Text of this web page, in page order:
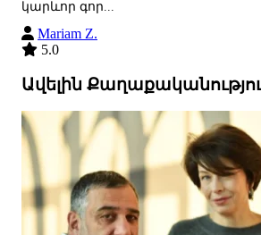
կարևոր գոր...
Mariam Z.
5.0
Ավելին